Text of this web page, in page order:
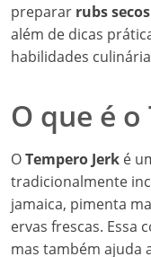
preparar rubs
além de dicas
habilidades
O que é
OTempero Jerk é
tradicionalmente
jamaica, pimenta
ervas frescas. Essa
mas também ajuda